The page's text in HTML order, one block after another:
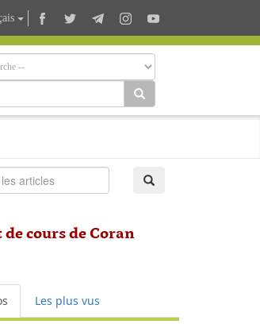
cours de Coran
Les plus vus